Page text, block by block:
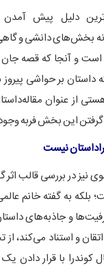
دلیل پیش
بخش‌های دانشی و
است و آنجا که قصه
داستان بر حواشی
از عنوان
گرفتن این بخش فربه
نیست
نیز در بررسی قالب
بلکه به گفته خانم
و جاذبه‌های
و استناد می‌کند،
کوندرا با قرار دادن